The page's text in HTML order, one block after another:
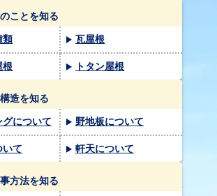
ことを知る
類 瓦屋根
根 トタン屋根
造を知る
について 野地板について
いて 軒天について
方法を知る